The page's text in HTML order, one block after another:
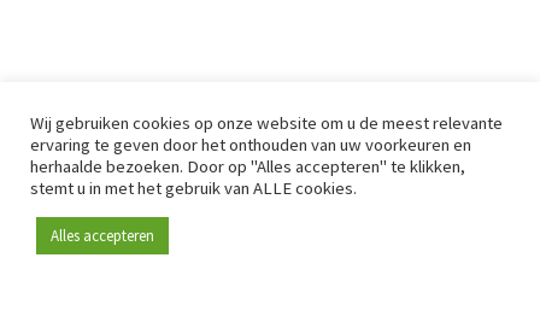
Wij gebruiken cookies op onze website om u de meest relevante
ervaring te geven door het onthouden van uw voorkeuren en
herhaalde bezoeken. Door op "Alles accepteren" te klikken,
stemt u in met het gebruik van ALLE cookies.
Alles accepteren